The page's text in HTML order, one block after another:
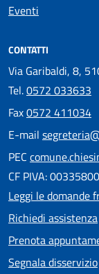
Eventi
CONTATTI
Via Garibaldi, 8,
Tel.0572 033633
Fax0572 411034
E-mail
PEC
CF PIVA:
Leggi le domande
Richiedi assistenza
Prenota
Segnala disservizio